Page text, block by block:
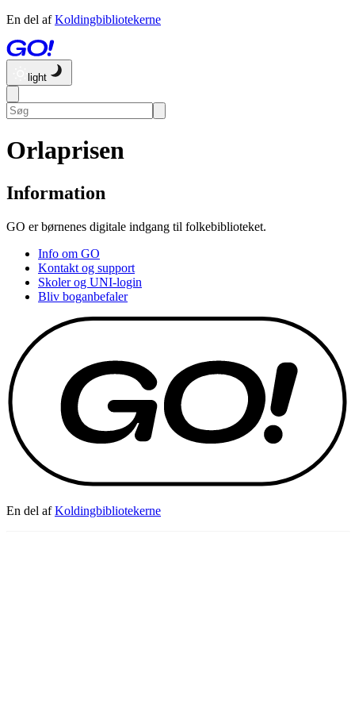
En del af Koldingbibliotekerne
light
Orlaprisen
Information
GO er børnenes digitale indgang til folkebiblioteket.
Info om GO
Kontakt og support
Skoler og UNI-login
Bliv boganbefaler
En del af Koldingbibliotekerne